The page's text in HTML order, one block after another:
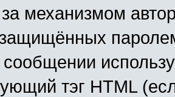
механизмом
сообщении
тэг HTML